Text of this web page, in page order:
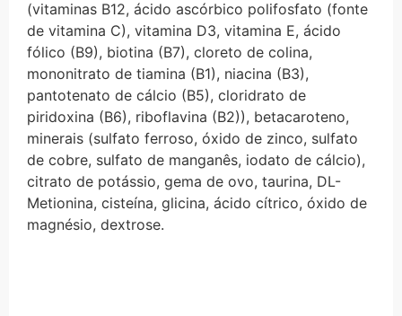
(vitaminas B12, ácido ascórbico polifosfato (fonte
de vitamina C), vitamina D3, vitamina E, ácido
fólico (B9), biotina (B7), cloreto de colina,
mononitrato de tiamina (B1), niacina (B3),
pantotenato de cálcio (B5), cloridrato de
piridoxina (B6), riboflavina (B2)), betacaroteno,
minerais (sulfato ferroso, óxido de zinco, sulfato
de cobre, sulfato de manganês, iodato de cálcio),
citrato de potássio, gema de ovo, taurina, DL-
Metionina, cisteína, glicina, ácido cítrico, óxido de
magnésio, dextrose.